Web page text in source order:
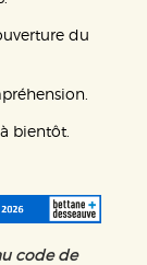
du
bientôt.
code de